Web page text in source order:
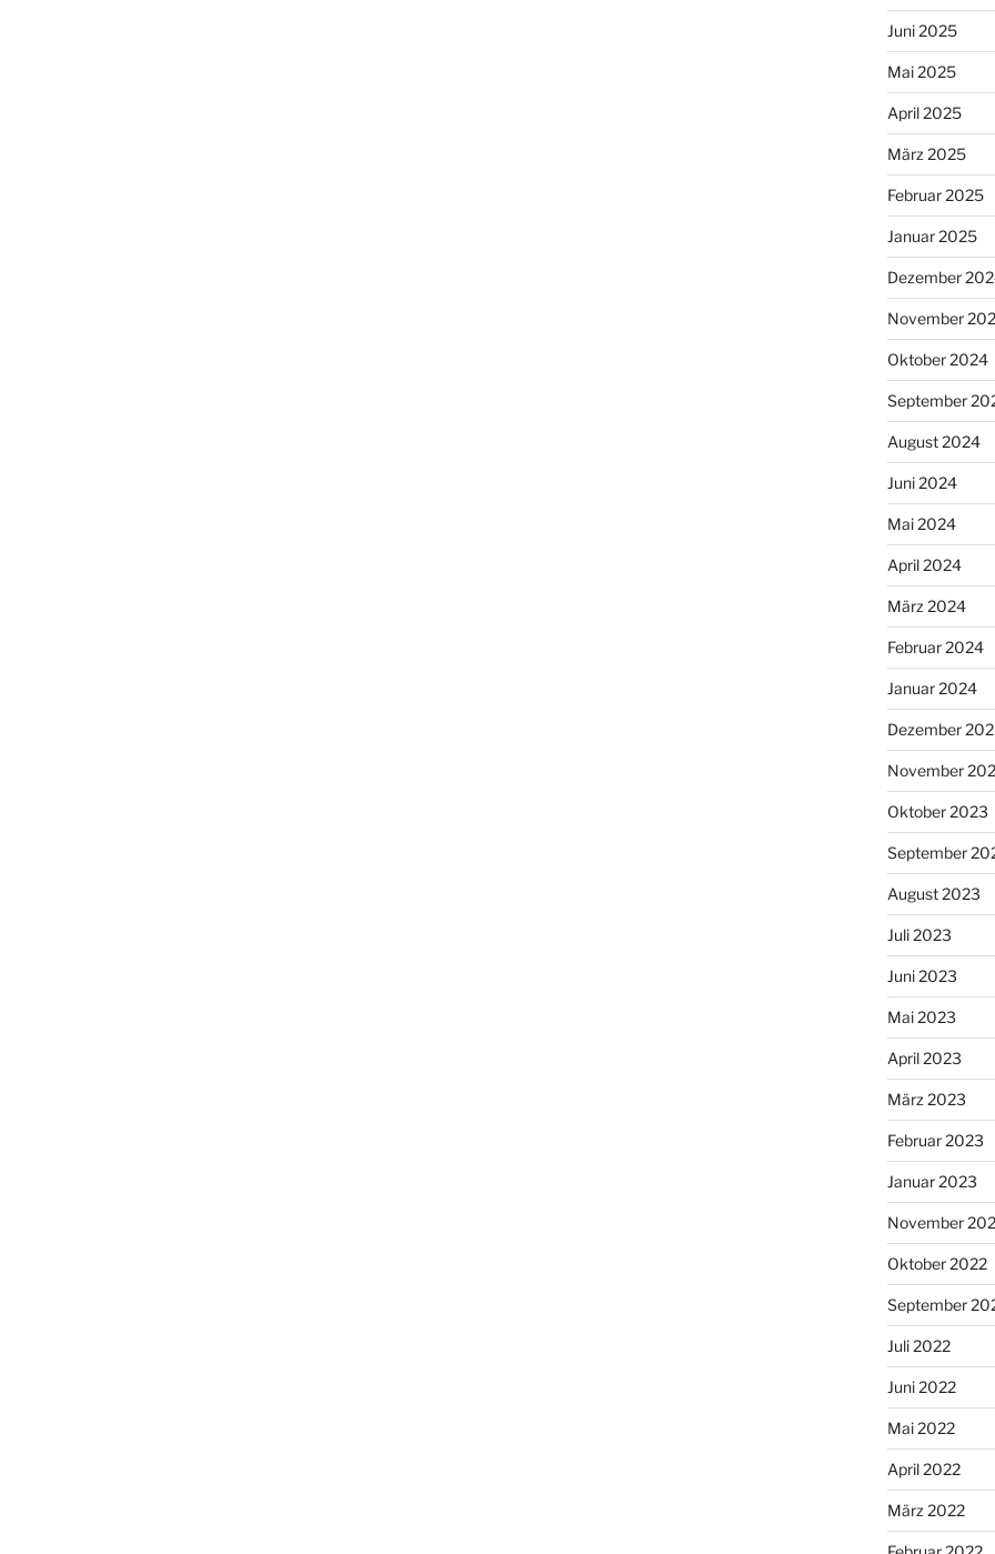
Juni 2025
Mai 2025
April 2025
März 2025
Februar 2025
Januar 2025
Dezember
November
Oktober 2024
September
August 2024
Juni 2024
Mai 2024
April 2024
März 2024
Februar 2024
Januar 2024
Dezember
November
Oktober 2023
September
August 2023
Juli 2023
Juni 2023
Mai 2023
April 2023
März 2023
Februar 2023
Januar 2023
November
Oktober 2022
September
Juli 2022
Juni 2022
Mai 2022
April 2022
März 2022